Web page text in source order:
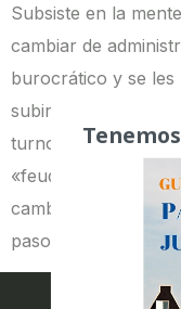
Subsiste en la
cambiar de
burocrático y se les
subir que a menudo
turno que se
«feudo». Pero esto
cambiar de
pasos. [bctt […]